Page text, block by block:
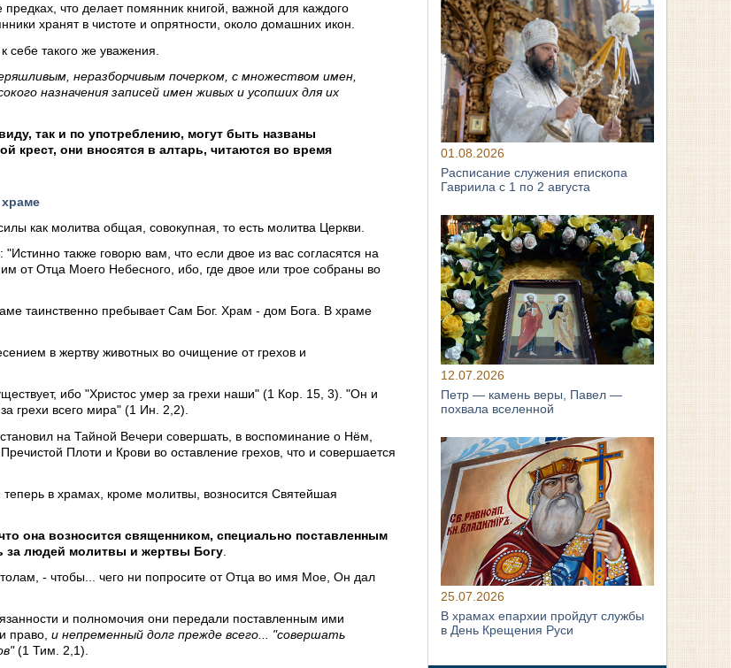
что делает помянник книгой, важной для каждого
хранят в чистоте и опрятности, около домашних икон.
себе такого же уважения.
неразборчивым почерком, с множеством имен,
назначения записей имен живых и усопших для их
так и по употреблению, могут быть названы
крест, они вносятся в алтарь, читаются во время
как молитва общая, совокупная, то есть молитва Церкви.
также говорю вам, что если двое из вас согласятся на
от Отца Моего Небесного, ибо, где двое или трое собраны во
таинственно пребывает Сам Бог. Храм - дом Бога. В храме
в жертву животных во очищение от грехов и
ибо "Христос умер за грехи наши" (1 Кор. 15, 3). "Он и
грехи всего мира" (1 Ин. 2,2).
на Тайной Вечери совершать, в воспоминание о Нём,
Плоти и Крови во оставление грехов, что и совершается
в храмах, кроме молитвы, возносится Святейшая
она возносится священником, специально поставленным
за людей молитвы и жертвы Богу
- чтобы... чего ни попросите от Отца во имя Мое, Он дал
и полномочия они передали поставленным ими
право, и непременный долг прежде всего... "совершать
(1 Тим. 2,1).
01.08.2026
Расписание служения епископа
Гавриила с 1 по 2 августа
12.07.2026
Петр — камень веры, Павел —
похвала вселенной
25.07.2026
В храмах епархии пройдут службы
в День Крещения Руси